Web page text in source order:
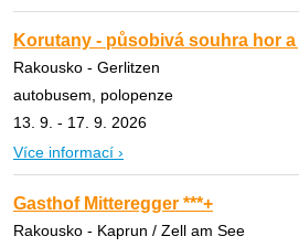
Korutany - působivá souhra hor a
Rakousko - Gerlitzen
autobusem, polopenze
13. 9. - 17. 9. 2026
Více informací ›
Gasthof Mitteregger ***+
Rakousko - Kaprun / Zell am See